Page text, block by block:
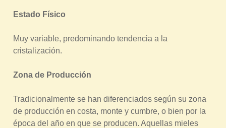
s
t
e
a
u
í
Estado Físico
Muy variable, predominando tendencia a la
cristalización.
Zona de Producción
Tradicionalmente se han diferenciados según su zona
de producción en costa, monte y cumbre, o bien por la
época del año en que se producen. Aquellas mieles